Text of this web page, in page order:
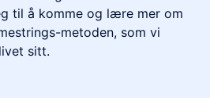
til å komme og lære mer om
metoden, som vi
sitt.